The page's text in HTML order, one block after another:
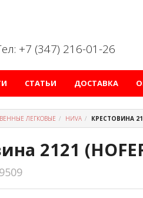
+7 (347) 216-01-26
СТАТЬИ ДОСТАВКА
ЛЕГКОВЫЕ НИVА КРЕСТОВИНА
2121